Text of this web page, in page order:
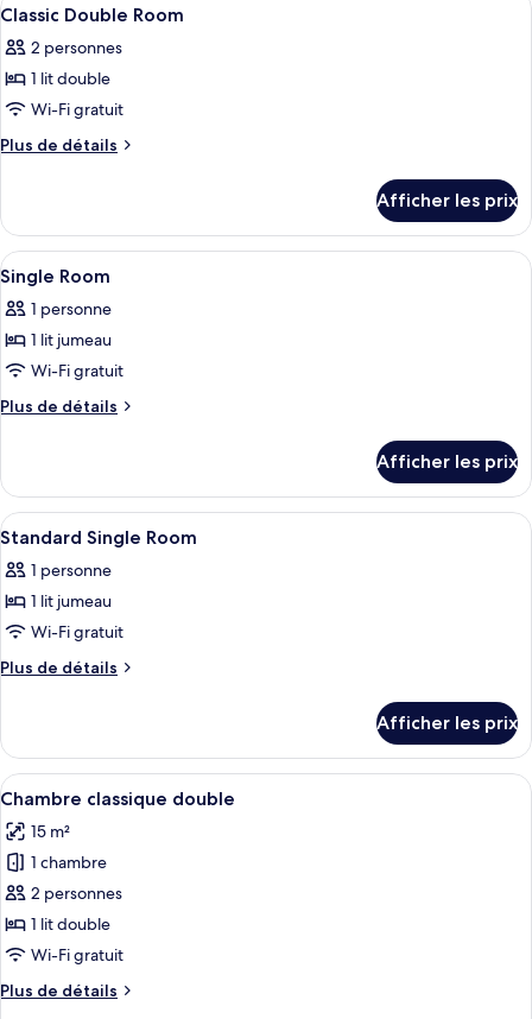
toutes
les
photos
pour
ce
chambre :
Classic
Double
Room
1
Classic Double Room
2 personnes
1 lit double
Wi-Fi gratuit
Plus de détails
Plus
Classic
Double
Room
Afficher les prix
Afficher
toutes
les
photos
pour
ce
chambre :
Single
Room
Une chambre d’hôtel équipée d’un
4
Single Room
1 personne
1 lit jumeau
Wi-Fi gratuit
Plus de détails
Plus
Single
Room
Afficher les prix
Afficher
toutes
les
photos
pour
ce
chambre :
Standard
Single
Room
Une chambre d’hôtel comprenant
5
Standard Single Room
1 personne
1 lit jumeau
Wi-Fi gratuit
Plus de détails
Plus
Standard
Single
Room
Afficher les prix
Afficher
toutes
les
photos
pour
ce
type
chambre :
Une chambre d’hôtel avec un
13
Chambre classique double
15 m²
1 chambre
2 personnes
1 lit double
Wi-Fi gratuit
Plus de détails
Plus